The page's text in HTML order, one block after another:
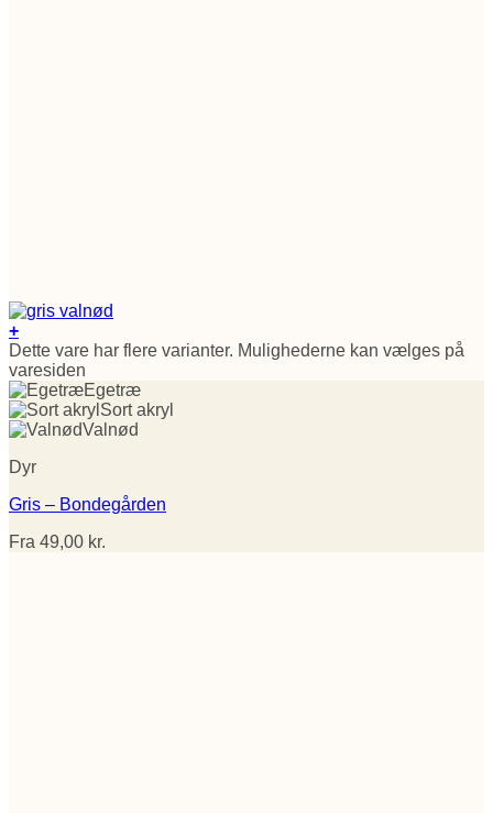
+
Dette vare har flere varianter. Mulighederne kan vælges på
varesiden
Egetræ
Sort akryl
Valnød
Dyr
Gris – Bondegården
Fra 49,00 kr.